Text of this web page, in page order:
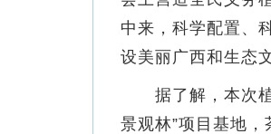
中来，科学配置、
设美丽广西和生态
据了解，本次植
景观林”项目基地